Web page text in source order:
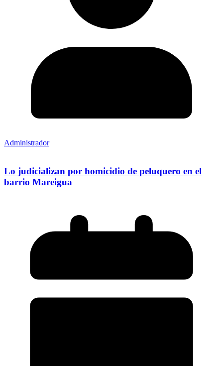
Administrador
Lo judicializan por homicidio de peluquero en el
barrio Mareigua